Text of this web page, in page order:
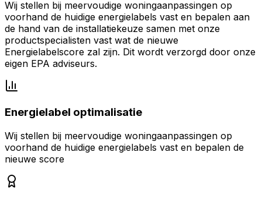
Wij stellen bij meervoudige woningaanpassingen op
voorhand de huidige energielabels vast en bepalen aan
de hand van de installatiekeuze samen met onze
productspecialisten vast wat de nieuwe
Energielabelscore zal zijn. Dit wordt verzorgd door onze
eigen EPA adviseurs.
Energielabel optimalisatie
Wij stellen bij meervoudige woningaanpassingen op
voorhand de huidige energielabels vast en bepalen de
nieuwe score